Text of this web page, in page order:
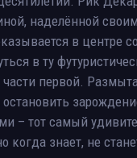
наделённой
в центре
в ту
части первой.
– тот самый
когда знает, не